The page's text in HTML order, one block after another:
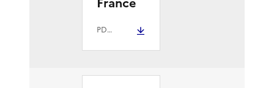
PDF- 3.5 Mio